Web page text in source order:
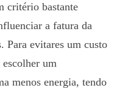
critério bastante
a fatura da
Para evitares um custo
escolher um
menos energia, tendo